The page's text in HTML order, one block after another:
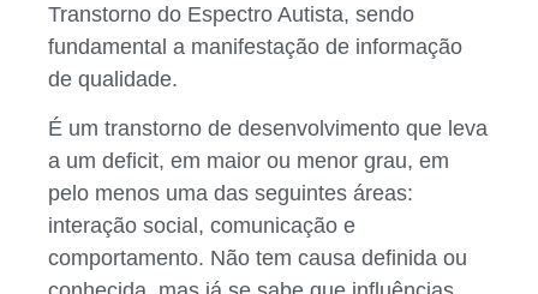
Transtorno do Espectro Autista, sendo
fundamental a manifestação de informação
de qualidade.
É um transtorno de desenvolvimento que leva
a um deficit, em maior ou menor grau, em
pelo menos uma das seguintes áreas:
interação social, comunicação e
comportamento. Não tem causa definida ou